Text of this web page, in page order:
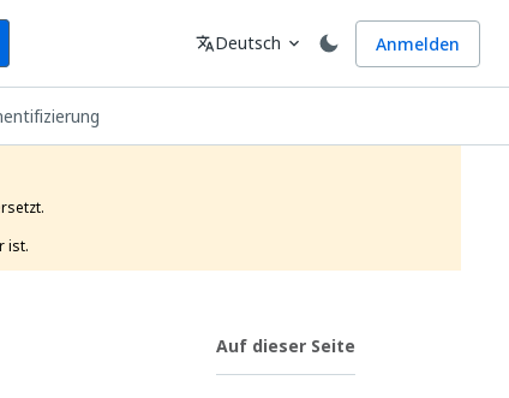
Sprache
translateDeutsch expand_more Anmelden
ist.
Auf dieser Seite